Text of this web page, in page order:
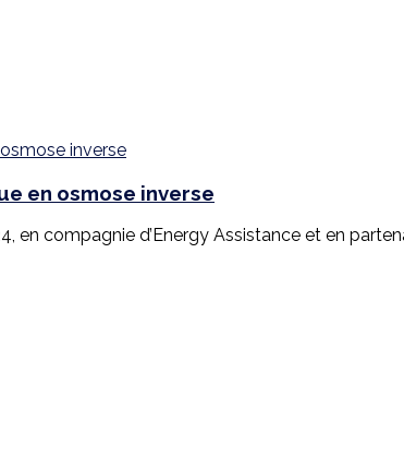
en osmose inverse
en compagnie d’Energy Assistance et en